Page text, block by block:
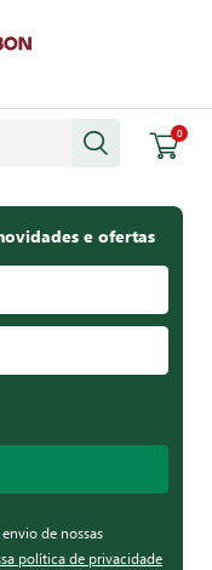
0
e ofertas
de nossas
política de privacidade